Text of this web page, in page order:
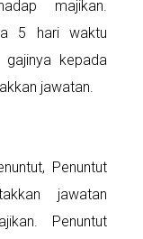
majikan.
5 hari waktu
gajinya kepada
jawatan.
Penuntut
jawatan
Penuntut